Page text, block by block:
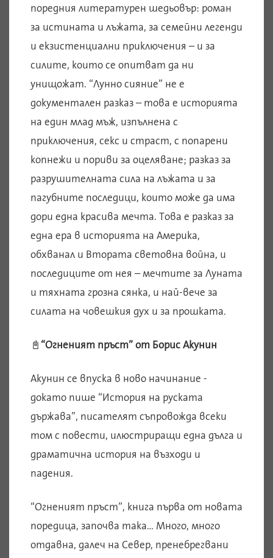
поредния литературен шедьовър: роман
за истината и лъжата, за семейни легенди
и екзистенциални приключения – и за
силите, които се опитват да ни
унищожат. “Лунно сияние” не е
документален разказ – това е историята
на един млад мъж, изпълнена с
приключения, секс и страст, с попарени
копнежи и пориви за оцеляване; разказ за
разрушителната сила на лъжата и за
пагубните последици, които може да има
дори една красива мечта. Това е разказ за
една ера в историята на Америка,
обхванал и Втората световна война, и
последиците от нея – мечтите за Луната
и тяхната грозна сянка, и най-вече за
силата на човешкия дух и за прошката.
📓 “Огненият пръст” от Борис Акунин
Акунин се впуска в ново начинание -
докато пише “История на руската
държава”, писателят съпровожда всеки
том с повести, илюстриращи една дълга и
драматична история на възходи и
падения.
“Огненият пръст”, книга първа от новата
поредица, започва така… Много, много
отдавна, далеч на Север, пренебрегвани